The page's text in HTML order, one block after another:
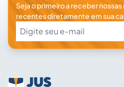
Seja o primeiro a receber
recentes diretamente em sua